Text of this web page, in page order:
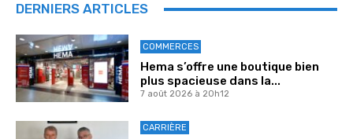
DERNIERS ARTICLES
COMMERCES
Hema s’offre une boutique bien
plus spacieuse dans la...
7 août 2026 à 20h12
CARRIÈRE